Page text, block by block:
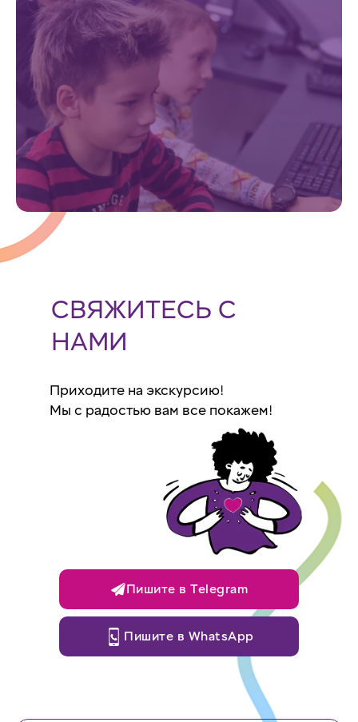
СВЯЖИТЕСЬ С
НАМИ
Приходите на экскурсию!
Мы с радостью вам все покажем!
Пишите в Telegram
Пишите в WhatsApp